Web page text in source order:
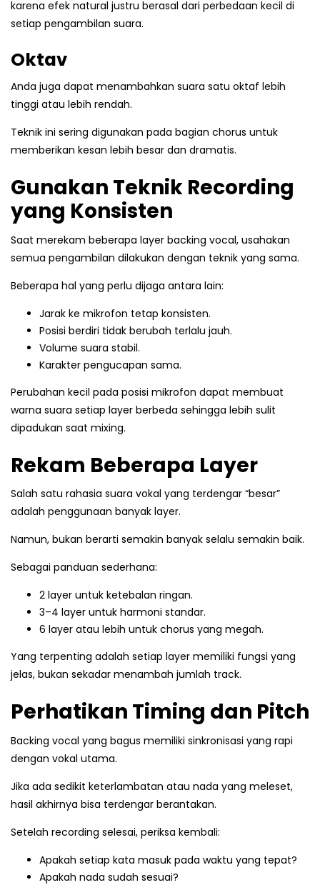
karena efek natural justru berasal dari perbedaan kecil di
setiap pengambilan suara.
Oktav
Anda juga dapat menambahkan suara satu oktaf lebih
tinggi atau lebih rendah.
Teknik ini sering digunakan pada bagian chorus untuk
memberikan kesan lebih besar dan dramatis.
Gunakan Teknik Recording
yang Konsisten
Saat merekam beberapa layer backing vocal, usahakan
semua pengambilan dilakukan dengan teknik yang sama.
Beberapa hal yang perlu dijaga antara lain:
Jarak ke mikrofon tetap konsisten.
Posisi berdiri tidak berubah terlalu jauh.
Volume suara stabil.
Karakter pengucapan sama.
Perubahan kecil pada posisi mikrofon dapat membuat
warna suara setiap layer berbeda sehingga lebih sulit
dipadukan saat mixing.
Rekam Beberapa Layer
Salah satu rahasia suara vokal yang terdengar “besar”
adalah penggunaan banyak layer.
Namun, bukan berarti semakin banyak selalu semakin baik.
Sebagai panduan sederhana:
2 layer untuk ketebalan ringan.
3–4 layer untuk harmoni standar.
6 layer atau lebih untuk chorus yang megah.
Yang terpenting adalah setiap layer memiliki fungsi yang
jelas, bukan sekadar menambah jumlah track.
Perhatikan Timing dan Pitch
Backing vocal yang bagus memiliki sinkronisasi yang rapi
dengan vokal utama.
Jika ada sedikit keterlambatan atau nada yang meleset,
hasil akhirnya bisa terdengar berantakan.
Setelah recording selesai, periksa kembali:
Apakah setiap kata masuk pada waktu yang tepat?
Apakah nada sudah sesuai?